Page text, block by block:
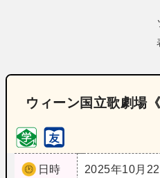
ウィーン国立歌劇場
日時
2025年10月22